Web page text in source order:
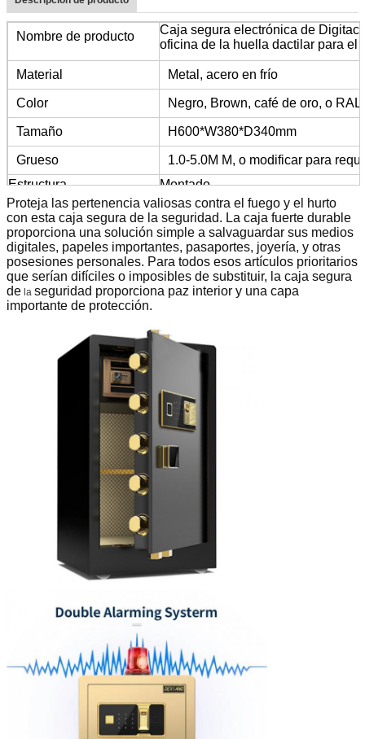
Nombre de producto
Caja segura electrónica de
oficina de la huella dactilar para el
Material Metal, acero en frío
Color Negro, Brown, café de oro, o RAL
Tamaño H600*W380*D340mm
Grueso
1.0-5.0M M, o modificar para
Estructura
Montado
Superficie
Capa ambiental del polvo
Pago
L/C,D/A, D/P,T/T,, MoneyGram
Uso Casero/oficina/hotel/escuela etc
Garantía 5 años
Proteja las pertenencia valiosas contra el fuego y el hurto
con esta caja segura de la seguridad. La caja fuerte durable
proporciona una solución simple a salvaguardar sus medios
digitales, papeles importantes, pasaportes, joyería, y otras
posesiones personales. Para todos esos artículos prioritarios
que serían difíciles o imposibles de substituir, la caja segura
de la seguridad proporciona paz interior y una capa
importante de protección.